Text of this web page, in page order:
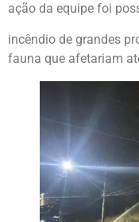
ação da equipe foi
incêndio de grandes
fauna que afetariam